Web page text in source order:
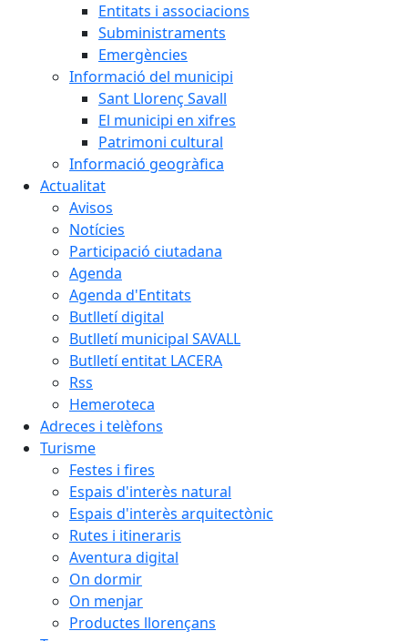
Entitats i associacions
Subministraments
Emergències
Informació del municipi
Sant Llorenç Savall
El municipi en xifres
Patrimoni cultural
Informació geogràfica
Actualitat
Avisos
Notícies
Participació ciutadana
Agenda
Agenda d'Entitats
Butlletí digital
Butlletí municipal SAVALL
Butlletí entitat LACERA
Rss
Hemeroteca
Adreces i telèfons
Turisme
Festes i fires
Espais d'interès natural
Espais d'interès arquitectònic
Rutes i itineraris
Aventura digital
On dormir
On menjar
Productes llorençans